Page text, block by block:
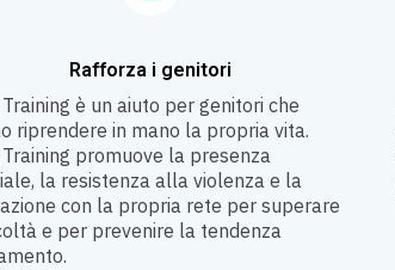
Rafforza i genitori
è un aiuto per genitori che
riprendere in mano la propria vita.
promuove la presenza
la resistenza alla violenza e la
con la propria rete per superare
e per prevenire la tendenza